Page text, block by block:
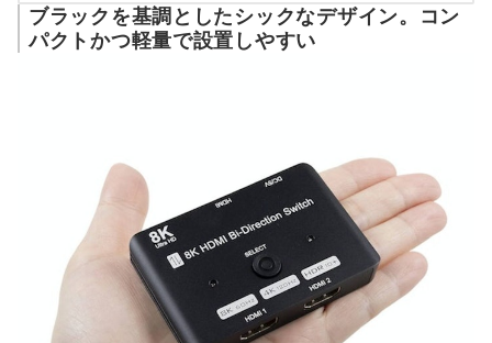
ブラックを基調としたシックなデザイン。コン
パクトかつ軽量で設置しやすい